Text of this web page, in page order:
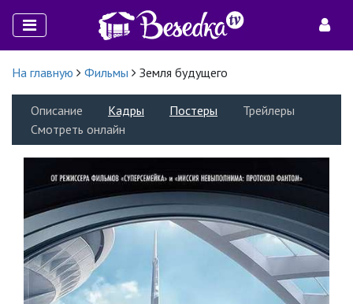
На главную Фильмы Земля будущего
Описание Кадры Постеры
Трейлеры
Смотреть онлайн